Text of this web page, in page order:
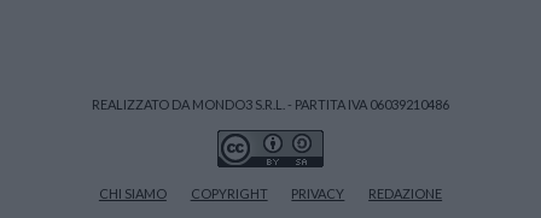
REALIZZATO DA MONDO3 S.R.L. - PARTITA IVA 06039210486
CHI SIAMO COPYRIGHT PRIVACY REDAZIONE